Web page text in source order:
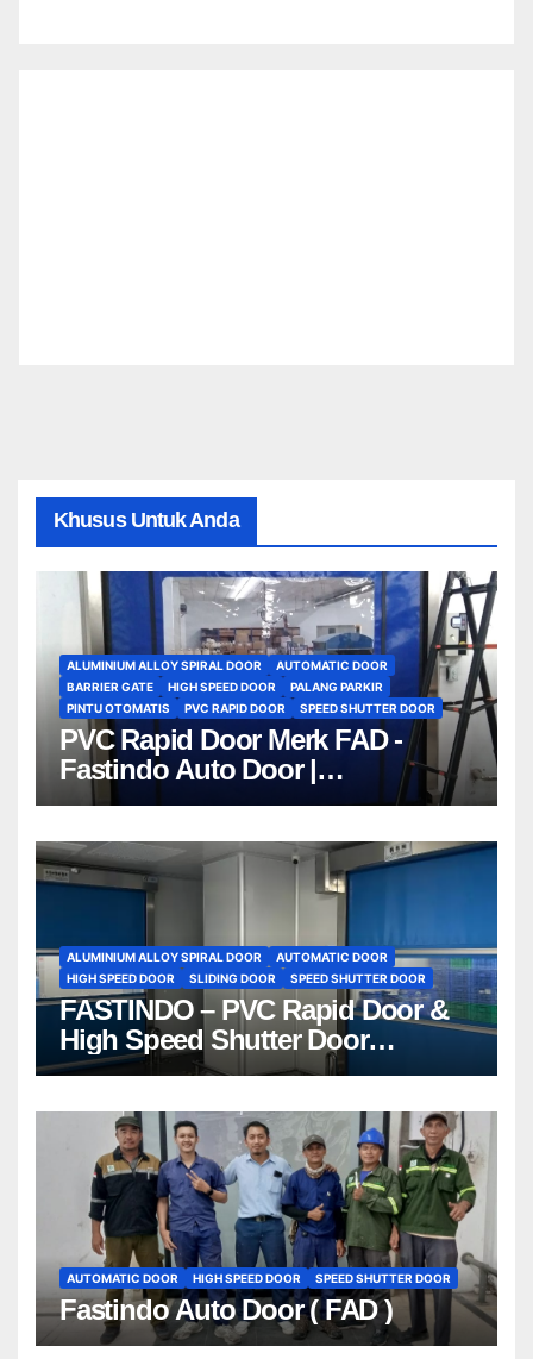
Khusus Untuk Anda
ALUMINIUM ALLOY SPIRAL DOOR
AUTOMATIC DOOR
BARRIER GATE
HIGH SPEED DOOR
PALANG PARKIR
PINTU OTOMATIS
PVC RAPID DOOR SPEED SHUTTER DOOR
PVC Rapid Door Merk FAD -
Fastindo Auto Door |
081212801672
ALUMINIUM ALLOY SPIRAL DOOR
AUTOMATIC DOOR
HIGH SPEED DOOR
SLIDING DOOR SPEED SHUTTER DOOR
FASTINDO – PVC Rapid Door &
High Speed Shutter Door
Indonesia | 081212801672
AUTOMATIC DOOR HIGH SPEED DOOR SPEED SHUTTER DOOR
Fastindo Auto Door ( FAD )